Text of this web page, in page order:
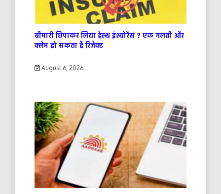
बीमारी छिपाकर लिया हेल्थ इंश्योरेंस ? एक गलती और
क्लेम हो सकता है रिजेक्ट
August 6, 2026